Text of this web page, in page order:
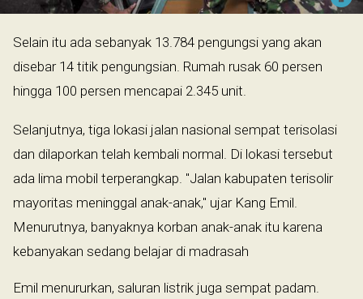
Selain itu ada sebanyak 13.784 pengungsi yang akan
disebar 14 titik pengungsian. Rumah rusak 60 persen
hingga 100 persen mencapai 2.345 unit.
Selanjutnya, tiga lokasi jalan nasional sempat terisolasi
dan dilaporkan telah kembali normal. Di lokasi tersebut
ada lima mobil terperangkap. "Jalan kabupaten terisolir
mayoritas meninggal anak-anak," ujar Kang Emil.
Menurutnya, banyaknya korban anak-anak itu karena
kebanyakan sedang belajar di madrasah
Emil menururkan, saluran listrik juga sempat padam.